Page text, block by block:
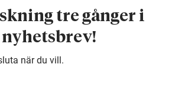
tre gånger i
när du vill.